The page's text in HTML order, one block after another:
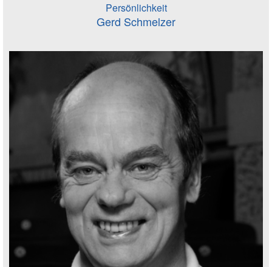
Persönlichkeit
Gerd Schmelzer